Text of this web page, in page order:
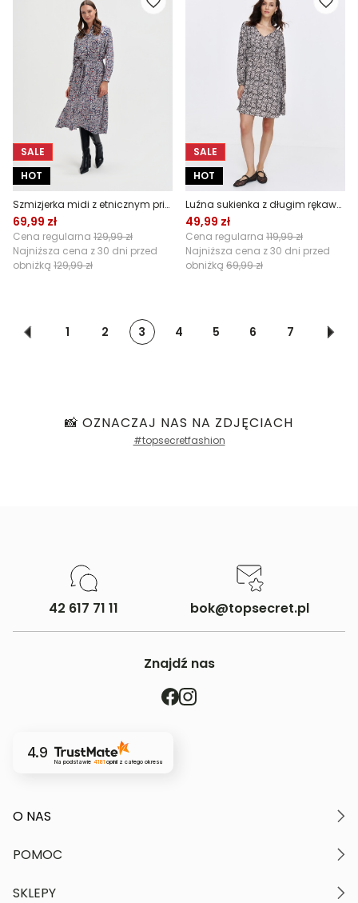
SALE
HOT
Szmizjerka midi z etnicznym printem
69,99 zł
Cena regularna 129,99 zł
Najniższa cena z 30 dni przed
obniżką 129,99 zł
SALE
HOT
Luźna sukienka z długim rękawem
49,99 zł
Cena regularna 119,99 zł
Najniższa cena z 30 dni przed
obniżką 69,99 zł
1 2 3 4 5 6 7
📸 OZNACZAJ NAS NA ZDJĘCIACH
#topsecretfashion
42 617 71 11 bok@topsecret.pl
Znajdź nas
4.9
Na podstawie 4181opinii z całego okresu
O NAS
Nasze wartości
Kontakt
POMOC
SKLEPY